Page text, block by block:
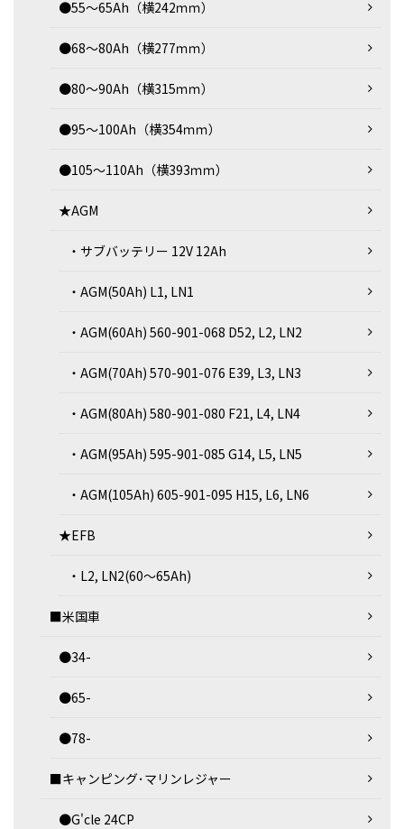
●55～65Ah（横242ｍｍ）
●68～80Ah（横277ｍｍ）
●80～90Ah（横315ｍｍ）
●95～100Ah（横354ｍｍ）
●105～110Ah（横393ｍｍ）
★AGM
・サブバッテリー 12V 12Ah
・AGM(50Ah) L1, LN1
・AGM(60Ah) 560-901-068 D52, L2, LN2
・AGM(70Ah) 570-901-076 E39, L3, LN3
・AGM(80Ah) 580-901-080 F21, L4, LN4
・AGM(95Ah) 595-901-085 G14, L5, LN5
・AGM(105Ah) 605-901-095 H15, L6, LN6
★EFB
・L2, LN2(60～65Ah)
■米国車
●34-
●65-
●78-
■キャンピング･マリンレジャー
●G'cle 24CP